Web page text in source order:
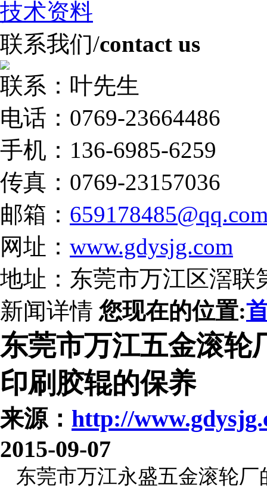
技术资料
联系我们/contact us
联系：叶先生
电话：0769-23664486
手机：136-6985-6259
传真：0769-23157036
邮箱：
网址： www.gdysjg.com
地址：东莞市万江区滘联
新闻详情 您现在的位置:
东莞市万江五金滚轮
印刷胶辊的保养
来源： http://
2015-09-07
东莞市万江永盛五金滚轮厂